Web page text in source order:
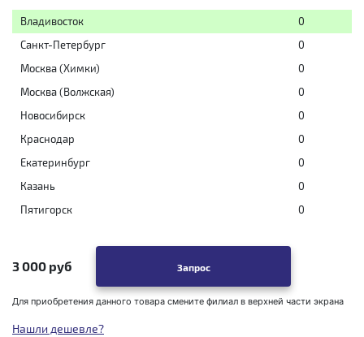
Владивосток
0
Санкт-Петербург
0
Москва (Химки)
0
Москва (Волжская)
0
Новосибирск
0
Краснодар
0
Екатеринбург
0
Казань
0
Пятигорск
0
3 000 руб Запрос
Для приобретения данного товара смените филиал в верхней части экрана
Нашли дешевле?